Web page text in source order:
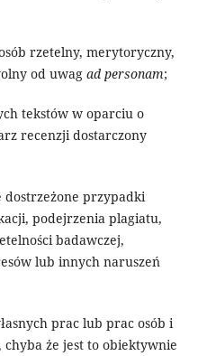
rzetelny, merytoryczny,
od uwag ad personam;
tekstów w oparciu o
recenzji dostarczony
dostrzeżone przypadki
podejrzenia plagiatu,
badawczej,
lub innych naruszeń
prac lub prac osób i
że jest to obiektywnie